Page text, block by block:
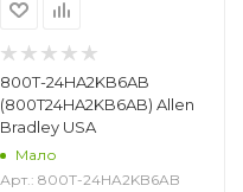
800T-24HA2KB6AB
(800T24HA2KB6AB) Allen
Bradley USA
Мало
Арт.: 800T-24HA2KB6AB